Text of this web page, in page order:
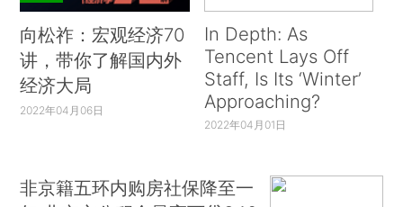
向松祚：宏观经济70
讲，带你了解国内外
经济大局
2022年04月06日
In Depth: As
Tencent Lays Off
Staff, Is Its ‘Winter’
Approaching?
2022年04月01日
非京籍五环内购房社保降至一